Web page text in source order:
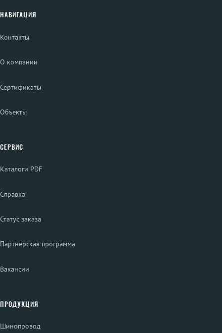
НАВИГАЦИЯ
Контакты
О компании
Сертификаты
Объекты
СЕРВИС
Каталоги PDF
Справка
Статус заказа
Партнёрская программа
Вакансии
ПРОДУКЦИЯ
Шинопровод